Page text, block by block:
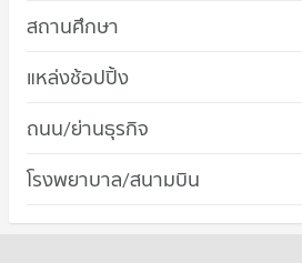
สถานศึกษา
คอนโด วิทยาลัยทองสุข
คอนโดให้เช่า วิทยาลัยทองสุข
ขายคอนโด วิทยาลัยทองสุข
แหล่งช้อปปิ้ง
คอนโด เดอะ พาซิโอ พาร์ค กาญจนาภิเษก
คอนโดให้เช่า เดอะ พาซิโอ พาร์ค กาญจนาภิเษก
ถนน/ย่านธุรกิจ
คอนโด บางกรวย นนทบุรี
คอนโดให้เช่า บางกรวย นนทบุรี
โรงพยาบาล/สนามบิน
คอนโด รพ.ธนบุรี 2